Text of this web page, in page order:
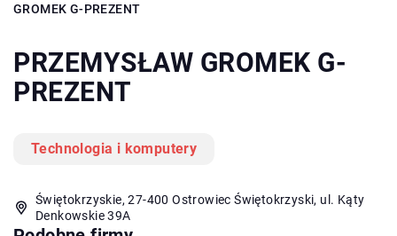
GROMEK G-PREZENT
PRZEMYSŁAW GROMEK G-
PREZENT
Technologia i komputery
Świętokrzyskie, 27-400 Ostrowiec Świętokrzyski, ul. Kąty
Denkowskie 39A